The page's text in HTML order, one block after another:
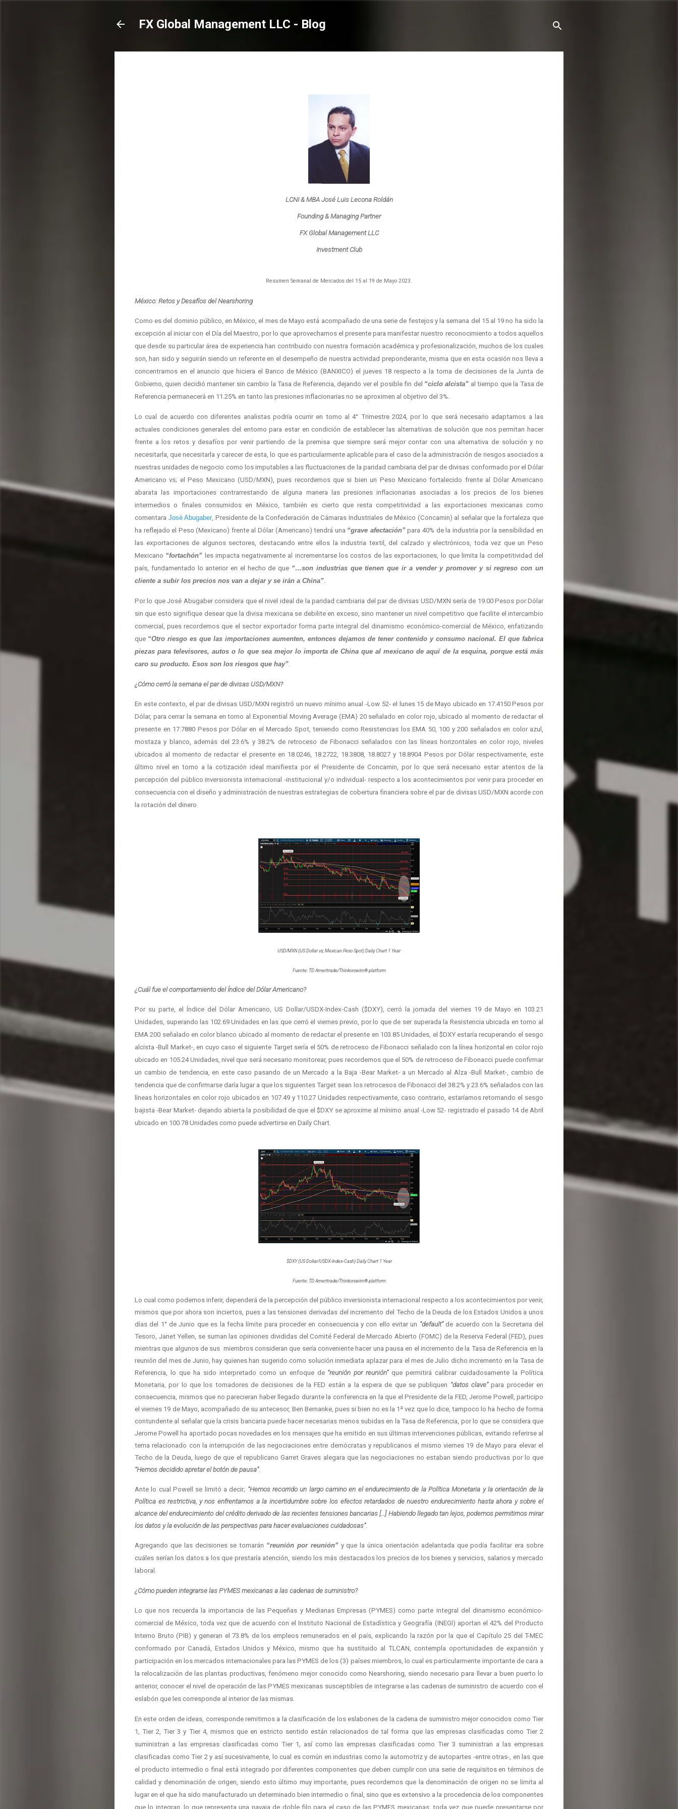
FX Global Management LLC - Blog
LCNI & MBA José Luis Lecona Roldán
Founding & Managing Partner
FX Global Management LLC
Investment Club
Resumen Semanal de Mercados del 15 al 19 de Mayo 2023.
México: Retos y Desafíos del Nearshoring
Como es del dominio público, en México, el mes de Mayo está acompañado de una serie de festejos y la semana del 15 al 19 no ha sido la
excepción al iniciar con el Día del Maestro, por lo que aprovechamos el presente para manifestar nuestro reconocimiento a todos aquellos
que desde su particular área de experiencia han contribuido con nuestra formación académica y profesionalización, muchos de los cuales
son, han sido y seguirán siendo un referente en el desempeño de nuestra actividad preponderante, misma que en esta ocasión nos lleva a
concentrarnos en el anuncio que hiciera el Banco de México (BANXICO) el jueves 18 respecto a la toma de decisiones de la Junta de
Gobierno, quien decidió mantener sin cambio la Tasa de Referencia, dejando ver el posible fin del “ciclo alcista” al tiempo que la Tasa de
Referencia permanecerá en 11.25% en tanto las presiones inflacionarias no se aproximen al objetivo del 3%.
Lo cual de acuerdo con diferentes analistas podría ocurrir en torno al 4° Trimestre 2024, por lo que será necesario adaptarnos a las
actuales condiciones generales del entorno para estar en condición de establecer las alternativas de solución que nos permitan hacer
frente a los retos y desafíos por venir partiendo de la premisa que siempre será mejor contar con una alternativa de solución y no
necesitarla, que necesitarla y carecer de esta, lo que es particularmente aplicable para el caso de la administración de riesgos asociados a
nuestras unidades de negocio como los imputables a las fluctuaciones de la paridad cambiaria del par de divisas conformado por el Dólar
Americano vs; el Peso Mexicano (USD/MXN), pues recordemos que si bien un Peso Mexicano fortalecido frente al Dólar Americano
abarata las importaciones contrarrestando de alguna manera las presiones inflacionarias asociadas a los precios de los bienes
intermedios o finales consumidos en México, también es cierto que resta competitividad a las exportaciones mexicanas como
comentara José Abugaber , Presidente de la Confederación de Cámaras Industriales de México (Concamin) al señalar que la fortaleza que
ha reflejado el Peso (Mexicano) frente al Dólar (Americano) tendrá una “grave afectación”para 40% de la industria por la sensibilidad en
las exportaciones de algunos sectores, destacando entre ellos la industria textil, del calzado y electrónicos, toda vez que un Peso
Mexicano “fortachón” les impacta negativamente al incrementarse los costos de las exportaciones, lo que limita la competitividad del
país, fundamentado lo anterior en el hecho de que “…son industrias que tienen que ir a vender y promover y si regreso con un
cliente a subir los precios nos van a dejar y se irán a China”
Por lo que José Abugaber considera que el nivel ideal de la paridad cambiaria del par de divisas USD/MXN sería de 19.00 Pesos por Dólar
sin que esto signifique desear que la divisa mexicana se debilite en exceso, sino mantener un nivel competitivo que facilite el intercambio
comercial, pues recordemos que el sector exportador forma parte integral del dinamismo económico-comercial de México, enfatizando
que “Otro riesgo es que las importaciones aumenten, entonces dejamos de tener contenido y consumo nacional. El que fabrica
piezas para televisores, autos o lo que sea mejor lo importa de China que al mexicano de aquí de la esquina, porque está más
caro su producto. Esos son los riesgos que hay”
¿Cómo cerró la semana el par de divisas USD/MXN?
En este contexto, el par de divisas USD/MXN registró un nuevo mínimo anual -Low 52- el lunes 15 de Mayo ubicado en 17.4150 Pesos por
Dólar, para cerrar la semana en torno al Exponential Moving Average (EMA) 20 señalado en color rojo, ubicado al momento de redactar el
presente en 17.7880 Pesos por Dólar en el Mercado Spot, teniendo como Resistencias los EMA 50, 100 y 200 señalados en color azul,
mostaza y blanco, además del 23.6% y 38.2% de retroceso de Fibonacci señalados con las líneas horizontales en color rojo, niveles
ubicados al momento de redactar el presente en 18.0246, 18.2722, 18.3808, 18.8027 y 18.8904 Pesos por Dólar respectivamente, este
último nivel en torno a la cotización ideal manifiesta por el Presidente de Concamin, por lo que será necesario estar atentos de la
percepción del público inversionista internacional -institucional y/o individual- respecto a los acontecimientos por venir para proceder en
consecuencia con el diseño y administración de nuestras estrategias de cobertura financiera sobre el par de divisas USD/MXN acorde con
la rotación del dinero.
USD/MXN (US Dollar vs; Mexican Peso Spot) Daily Chart 1 Year
Fuente: TD Ameritrade/Thinkorswim® platform
¿Cuál fue el comportamiento del Índice del Dólar Americano?
Por su parte, el Índice del Dólar Americano, US Dollar/USDX-Index-Cash ($DXY), cerró la jornada del viernes 19 de Mayo en 103.21
Unidades, superando las 102.69 Unidades en las que cerró el viernes previo, por lo que de ser superada la Resistencia ubicada en torno al
EMA 200 señalado en color blanco ubicado al momento de redactar el presente en 103.85 Unidades, el $DXY estaría recuperando el sesgo
alcista -Bull Market-, en cuyo caso el siguiente Target sería el 50% de retroceso de Fibonacci señalado con la línea horizontal en color rojo
ubicado en 105.24 Unidades, nivel que será necesario monitorear, pues recordemos que el 50% de retroceso de Fibonacci puede confirmar
un cambio de tendencia, en este caso pasando de un Mercado a la Baja -Bear Market- a un Mercado al Alza -Bull Market-, cambio de
tendencia que de confirmarse daría lugar a que los siguientes Target sean los retrocesos de Fibonacci del 38.2% y 23.6% señalados con las
líneas horizontales en color rojo ubicados en 107.49 y 110.27 Unidades respectivamente, caso contrario, estaríamos retomando el sesgo
bajista -Bear Market- dejando abierta la posibilidad de que el $DXY se aproxime al mínimo anual -Low 52- registrado el pasado 14 de Abril
ubicado en 100.78 Unidades como puede advertirse en Daily Chart.
$DXY (US Dollar/USDX-Index-Cash) Daily Chart 1 Year
Fuente: TD Ameritrade/Thinkorswim® platform
Lo cual como podemos inferir, dependerá de la percepción del público inversionista internacional respecto a los acontecimientos por venir,
mismos que por ahora son inciertos, pues a las tensiones derivadas del incremento del Techo de la Deuda de los Estados Unidos a unos
días del 1° de Junio que es la fecha límite para proceder en consecuencia y con ello evitar un “default”de acuerdo con la Secretaria del
Tesoro, Janet Yellen, se suman las opiniones divididas del Comité Federal de Mercado Abierto (FOMC) de la Reserva Federal (FED), pues
mientras que algunos de sus miembros consideran que sería conveniente hacer una pausa en el incremento de la Tasa de Referencia en la
reunión del mes de Junio, hay quienes han sugerido como solución inmediata aplazar para el mes de Julio dicho incremento en la Tasa de
Referencia, lo que ha sido interpretado como un enfoque de “reunión por reunión”que permitirá calibrar cuidadosamente la Política
Monetaria, por lo que los tomadores de decisiones de la FED están a la espera de que se publiquen “datos clave”para proceder en
consecuencia, mismos que no parecieran haber llegado durante la conferencia en la que el Presidente de la FED, Jerome Powell, participo
el viernes 19 de Mayo, acompañado de su antecesor, Ben Bernanke, pues si bien no es la 1ª vez que lo dice, tampoco lo ha hecho de forma
contundente al señalar que la crisis bancaria puede hacer necesarias menos subidas en la Tasa de Referencia, por lo que se considera que
Jerome Powell ha aportado pocas novedades en los mensajes que ha emitido en sus últimas intervenciones públicas, evitando referirse al
tema relacionado con la interrupción de las negociaciones entre demócratas y republicanos el mismo viernes 19 de Mayo para elevar el
Techo de la Deuda, luego de que el republicano Garret Graves alegara que las negociaciones no estaban siendo productivas por lo que
“Hemos decidido apretar el botón de pausa”.
Ante lo cual Powell se limitó a decir; “Hemos recorrido un largo camino en el endurecimiento de la Política Monetaria y la orientación de la
Política es restrictiva, y nos enfrentamos a la incertidumbre sobre los efectos retardados de nuestro endurecimiento hasta ahora y sobre el
alcance del endurecimiento del crédito derivado de las recientes tensiones bancarias […] Habiendo llegado tan lejos, podemos permitirnos mirar
los datos y la evolución de las perspectivas para hacer evaluaciones cuidadosas”.
Agregando que las decisiones se tomarán “reunión por reunión”y que la única orientación adelantada que podía facilitar era sobre
cuáles serían los datos a los que prestaría atención, siendo los más destacados los precios de los bienes y servicios, salarios y mercado
laboral.
¿Cómo pueden integrarse las PYMES mexicanas a las cadenas de suministro?
Lo que nos recuerda la importancia de las Pequeñas y Medianas Empresas (PYMES) como parte integral del dinamismo económico-
comercial de México, toda vez que de acuerdo con el Instituto Nacional de Estadística y Geografía (INEGI) aportan el 42% del Producto
Interno Bruto (PIB) y generan el 73.8% de los empleos remunerados en el país, explicando la razón por la que el Capítulo 25 del T-MEC
conformado por Canadá, Estados Unidos y México, mismo que ha sustituido al TLCAN, contempla oportunidades de expansión y
participación en los mercados internacionales para las PYMES de los (3) países miembros, lo cual es particularmente importante de cara a
la relocalización de las plantas productivas, fenómeno mejor conocido como Nearshoring, siendo necesario para llevar a buen puerto lo
anterior, conocer el nivel de operación de las PYMES mexicanas susceptibles de integrarse a las cadenas de suministro de acuerdo con el
eslabón que les corresponde al interior de las mismas.
En este orden de ideas, corresponde remitirnos a la clasificación de los eslabones de la cadena de suministro mejor conocidos como Tier
1, Tier 2, Tier 3 y Tier 4, mismos que en estricto sentido están relacionados de tal forma que las empresas clasificadas como Tier 2
suministran a las empresas clasificadas como Tier 1, así como las empresas clasificadas como Tier 3 suministran a las empresas
clasificadas como Tier 2 y así sucesivamente, lo cual es común en industrias como la automotriz y de autopartes -entre otras-, en las que
el producto intermedio o final está integrado por diferentes componentes que deben cumplir con una serie de requisitos en términos de
calidad y denominación de origen, siendo esto último muy importante, pues recordemos que la denominación de origen no se limita al
lugar en el que ha sido manufacturado un determinado bien intermedio o final, sino que es extensivo a la procedencia de los componentes
que lo integran, lo que representa una navaja de doble filo para el caso de las PYMES mexicanas, toda vez que puede presentarse por